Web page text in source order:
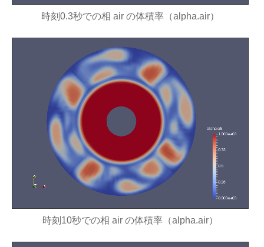
時刻0.3秒での相 air の体積率（alpha.air）
時刻10秒での相 air の体積率（alpha.air）